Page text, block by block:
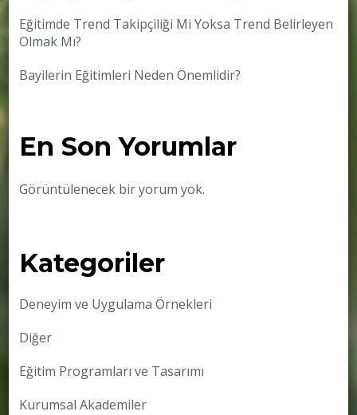
Eğitimde Trend Takipçiliği Mi Yoksa Trend Belirleyen
Olmak Mı?
Bayilerin Eğitimleri Neden Önemlidir?
En Son Yorumlar
Görüntülenecek bir yorum yok.
Kategoriler
Deneyim ve Uygulama Örnekleri
Diğer
Eğitim Programları ve Tasarımı
Kurumsal Akademiler